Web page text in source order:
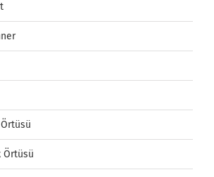
Örtüsü